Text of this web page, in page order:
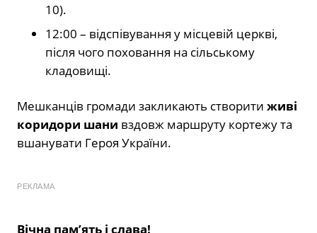
10).
12:00 – відспівування у місцевій церкві,
після чого поховання на сільському
кладовищі.
Мешканців громади закликають створити живі
коридори шани вздовж маршруту кортежу та
вшанувати Героя України.
РЕКЛАМА
Вічна пам’ять і слава!